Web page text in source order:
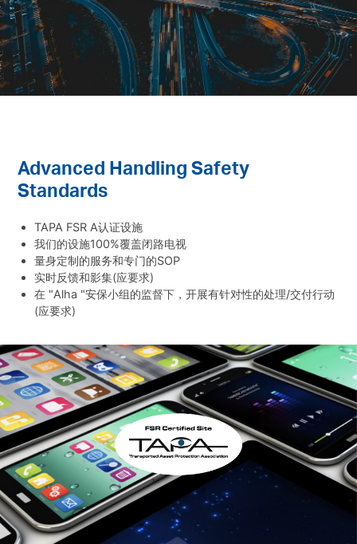
Advanced Handling Safety
Standards
TAPA FSR A认证设施
我们的设施100%覆盖闭路电视
量身定制的服务和专门的SOP
实时反馈和影集(应要求)
在 "Alha "安保小组的监督下，开展有针对性的处理/交付行动
(应要求)